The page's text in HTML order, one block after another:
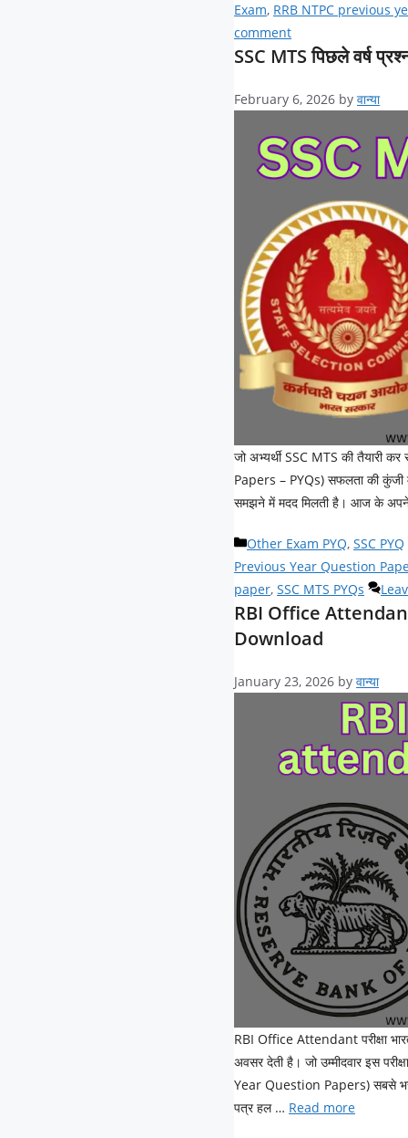
Exam, RRB NTPC previous
comment
SSC MTS पिछले वर्ष
February 6, 2026 by वान्या
जो अभ्यर्थी SSC MTS की तैयारी
Papers – PYQs) सफलता की कुंजी
समझने में मदद मिलती है। आज के
Categories
Other Exam PYQ, SSC PYQ
Previous Year Question
paper, SSC MTS PYQs
RBI Office
Download
January 23, 2026 by वान्या
RBI Office Attendant परीक्षा
अवसर देती है। जो उम्मीदवार इस
Year Question Papers) सबसे
पत्र हल … Read more